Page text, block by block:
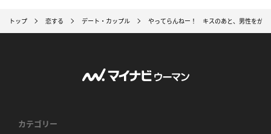
トップ 恋する デート・カップル やってらんねー！ キスのあと、男性をがっ
カテゴリー